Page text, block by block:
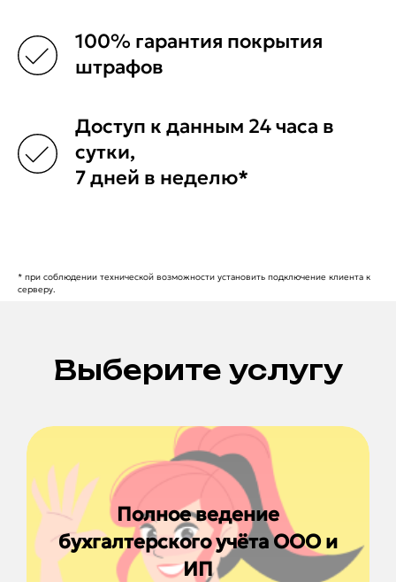
100% гарантия покрытия
штрафов
Доступ к данным 24 часа в
сутки,
7 дней в неделю*
* при соблюдении технической возможности установить подключение клиента к
серверу.
Выберите услугу
Полное ведение
бухгалтерского учёта ООО и
ИП